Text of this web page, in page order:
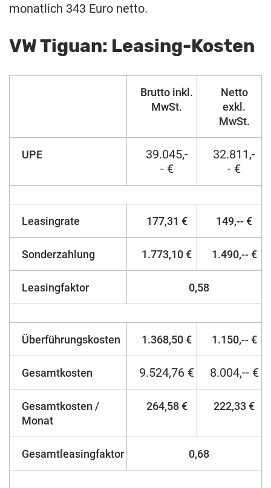
monatlich 343 Euro netto.
VW Tiguan: Leasing-Kosten
Brutto inkl.
MwSt.
Netto
exkl.
MwSt.
UPE
39.045,-
- €
32.811,-
- €
Leasingrate 177,31 € 149,-- €
Sonderzahlung 1.773,10 € 1.490,-- €
Leasingfaktor 0,58
Überführungskosten 1.368,50 € 1.150,-- €
Gesamtkosten 9.524,76 € 8.004,-- €
Gesamtkosten /
Monat
264,58 € 222,33 €
Gesamtleasingfaktor 0,68